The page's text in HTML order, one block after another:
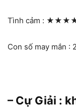
Tình cảm :
Con số may mắn :
– Cự Giải :